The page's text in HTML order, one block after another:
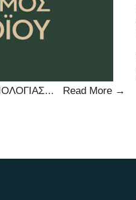
... Read More →